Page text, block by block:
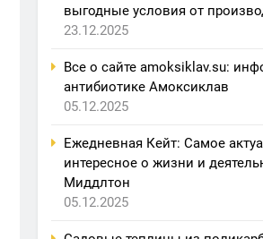
выгодные условия от
23.12.2025
Все о сайте amoksiklav.su:
антибиотике Амоксиклав
05.12.2025
Ежедневная Кейт: Самое
интересное о жизни и
Миддлтон
05.12.2025